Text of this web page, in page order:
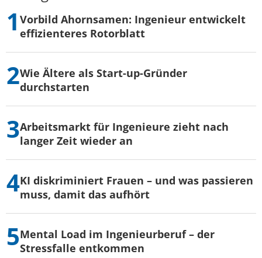
Vorbild Ahornsamen: Ingenieur entwickelt
effizienteres Rotorblatt
Wie Ältere als Start-up-Gründer
durchstarten
Arbeitsmarkt für Ingenieure zieht nach
langer Zeit wieder an
KI diskriminiert Frauen – und was passieren
muss, damit das aufhört
Mental Load im Ingenieurberuf – der
Stressfalle entkommen